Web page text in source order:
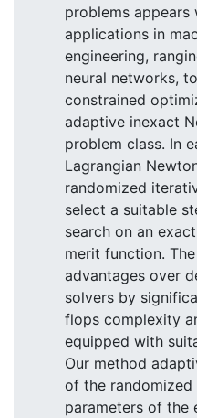
problems
applications in
engineering,
neural networks,
constrained
adaptive inexact
problem class. In
Lagrangian
randomized
select a suitable
search on an
merit function.
advantages over
solvers by
flops complexity
equipped with
Our method
of the
parameters of the